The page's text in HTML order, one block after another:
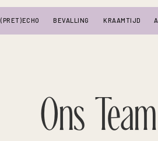
KRAAMTIJD
BEVALLING
(PRET)ECHO
Ons Team